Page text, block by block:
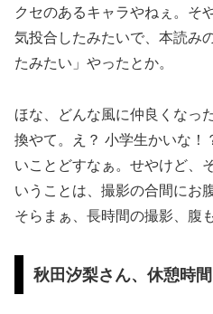
クセのあるキャラやねぇ。そ
気投合したみたいで、本読み
たみたい」やったとか。
ほな、どんな風に仲良くなっ
換やて。え？ 小学生かいな！
いことどすなぁ。せやけど、
いうことは、撮影の合間にお
そらまぁ、長時間の撮影、腹
秋田汐梨さん、休憩時